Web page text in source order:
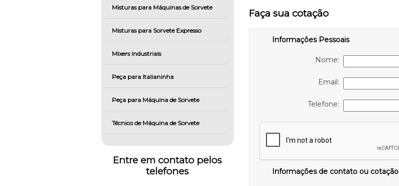
Misturas para Máquinas de Sorvete
Misturas para Sorvete Expresso
Mixers Industriais
Peça para Italianinha
Peça para Máquina de Sorvete
Técnico de Máquina de Sorvete
Entre em contato pelos
telefones
Faça sua cotação
Informações Pessoais
Nome:
Email:
Telefone:
Informações de contato ou cotação